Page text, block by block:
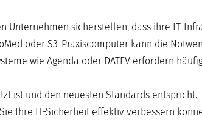
Unternehmen sicherstellen, dass ihre IT-
oder S3-Praxiscomputer kann die
wie Agenda oder DATEV erfordern
ist und den neuesten Standards entspricht.
Ihre IT-Sicherheit effektiv verbessern